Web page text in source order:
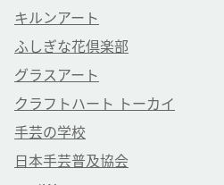
キルンアート
ふしぎな花倶楽部
グラスアート
クラフトハート トーカイ
手芸の学校
日本手芸普及協会